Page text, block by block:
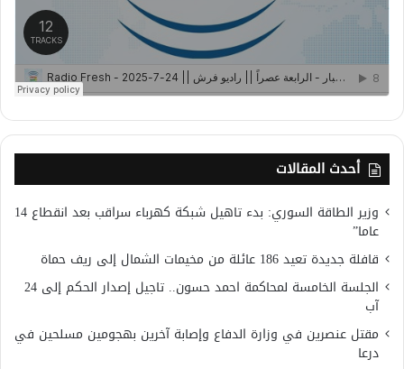
أحدث المقالات
وزير الطاقة السوري: بدء تاهيل شبكة كهرباء سراقب بعد انقطاع 14
عاما”
قافلة جديدة تعيد 186 عائلة من مخيمات الشمال إلى ريف حماة
الجلسة الخامسة لمحاكمة احمد حسون.. تاجيل إصدار الحكم إلى 24
آب
مقتل عنصرين في وزارة الدفاع وإصابة آخرين بهجومين مسلحين في
درعا